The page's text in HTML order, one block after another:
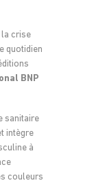
la crise
quotidien
BNP
sanitaire
intègre
à
couleurs